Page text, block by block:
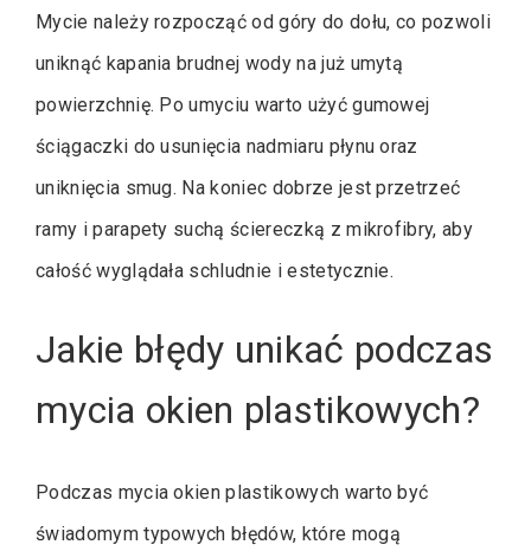
Mycie należy rozpocząć od góry do dołu, co pozwoli
uniknąć kapania brudnej wody na już umytą
powierzchnię. Po umyciu warto użyć gumowej
ściągaczki do usunięcia nadmiaru płynu oraz
uniknięcia smug. Na koniec dobrze jest przetrzeć
ramy i parapety suchą ściereczką z mikrofibry, aby
całość wyglądała schludnie i estetycznie.
Jakie błędy unikać podczas
mycia okien plastikowych?
Podczas mycia okien plastikowych warto być
świadomym typowych błędów, które mogą